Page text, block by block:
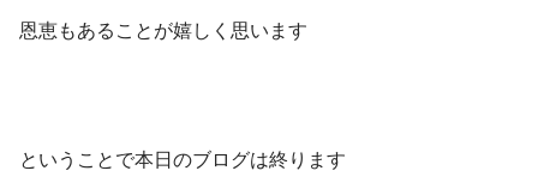
恩恵もあることが嬉しく思います
ということで本日のブログは終ります